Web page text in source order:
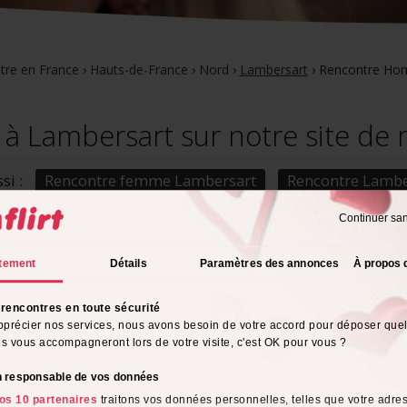
Continuer
Détails Paramètres des annonces À propos
en toute sécurité
nos services, nous avons besoin de votre accord pour déposer
vous accompagneront lors de votre visite, c'est OK pour vous ?
responsable de vos données
10 partenaires traitons vos données personnelles, telles que votre
en France › Hauts-de-France › Nord › Lambersart › Rencontre
Lambersart sur notre site de
: Rencontre femme Lambersart Rencontre
Hauts-de-
Guillaume,
Lambersart, Hauts-de-